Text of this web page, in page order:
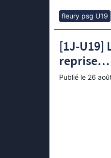
fleury psg U19
[1J-U19]
reprise…
Publié le 26